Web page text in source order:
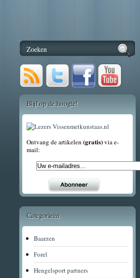
Blijf op de hoogte!
Ontvang de artikelen (gratis)via e-
mail:
Categorieën
Baarzen
Forel
Hengelsport partners